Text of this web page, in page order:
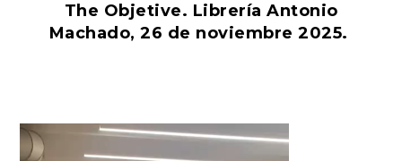
The Objetive. Librería Antonio
Machado, 26 de noviembre 2025.
Reproductor
de